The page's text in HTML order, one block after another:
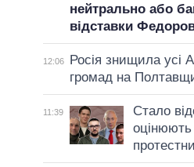
нейтрально або
відставки
12:06
Росія знищила усі
громад на
11:39
Стало
оцінюють